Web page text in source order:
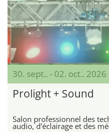
30. sept.. - 02. oct.. 2026
Prolight + Sound
Salon professionnel des
audio, d'éclairage et des